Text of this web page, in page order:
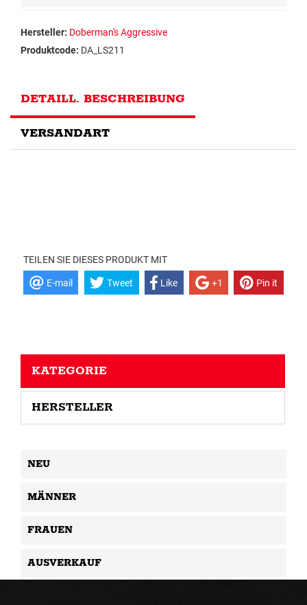
Hersteller: Doberman's Aggressive
Produktcode: DA_LS211
DETAILL. BESCHREIBUNG
VERSANDART
TEILEN SIE DIESES PRODUKT MIT
E-mail Tweet Like +1 Pin it
KATEGORIE
HERSTELLER
NEU
MÄNNER
FRAUEN
AUSVERKAUF